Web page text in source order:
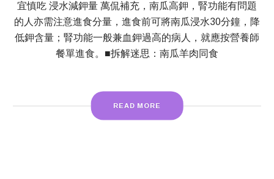
宜慎吃 浸水減鉀量 萬侃補充，南瓜高鉀，腎功能有問題
的人亦需注意進食分量，進食前可將南瓜浸水30分鐘，降
低鉀含量；腎功能一般兼血鉀過高的病人，就應按營養師
餐單進食。■拆解迷思：南瓜羊肉同食
READ MORE